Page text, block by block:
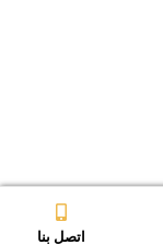
اتصل بنا